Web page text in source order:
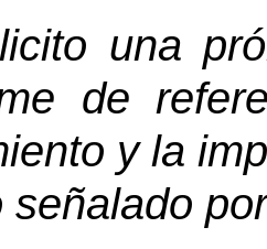
una
de
y la
señalado